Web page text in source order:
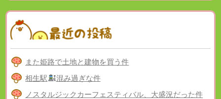
また姫路で土地と建物を買う件
相生駅
混み過ぎな件
ノスタルジックカーフェスティバル、大盛況だった件